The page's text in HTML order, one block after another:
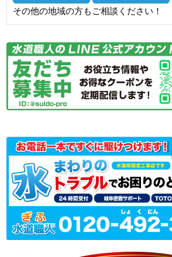
その他の地域の方もご相談ください！